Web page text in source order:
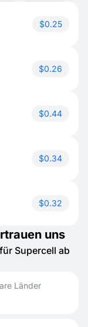
$0.25
$0.26
$0.44
$0.34
$0.32
uns
Supercell ab
Länder